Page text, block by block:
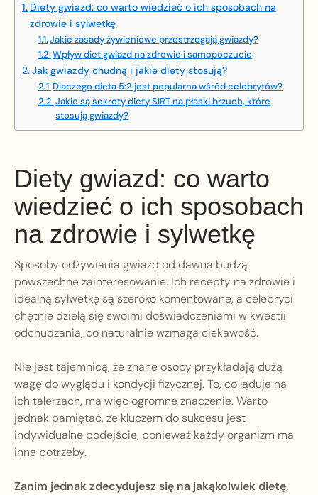
Diety gwiazd: co warto wiedzieć o ich sposobach na
zdrowie i sylwetkę
Jakie zasady żywieniowe przestrzegają gwiazdy?
Wpływ diet gwiazd na zdrowie i samopoczucie
Jak gwiazdy chudną i jakie diety stosują?
Dlaczego dieta 5:2 jest popularna wśród celebrytów?
Jakie są sekrety diety SIRT na płaski brzuch, które
stosują gwiazdy?
Diety gwiazd: co warto
wiedzieć o ich sposobach
na zdrowie i sylwetkę
Sposoby odżywiania gwiazd od dawna budzą
powszechne zainteresowanie. Ich recepty na zdrowie i
idealną sylwetkę są szeroko komentowane, a celebryci
chętnie dzielą się swoimi doświadczeniami w kwestii
odchudzania, co naturalnie wzmaga ciekawość.
Nie jest tajemnicą, że znane osoby przykładają dużą
wagę do wyglądu i kondycji fizycznej. To, co ląduje na
ich talerzach, ma więc ogromne znaczenie. Warto
jednak pamiętać, że kluczem do sukcesu jest
indywidualne podejście, ponieważ każdy organizm ma
inne potrzeby.
Zanim jednak zdecydujesz się na jakąkolwiek dietę,